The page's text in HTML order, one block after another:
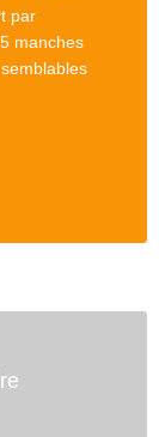
par
manches